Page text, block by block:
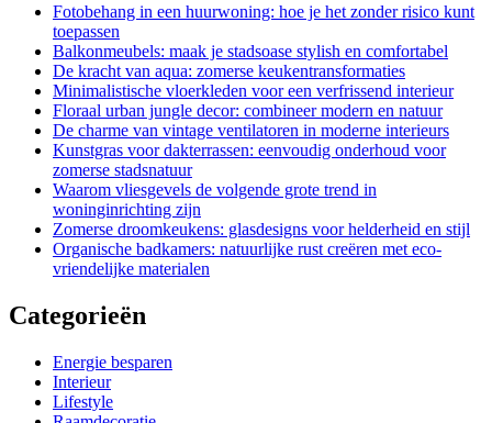
Fotobehang in een huurwoning: hoe je het zonder risico kunt
toepassen
Balkonmeubels: maak je stadsoase stylish en comfortabel
De kracht van aqua: zomerse keukentransformaties
Minimalistische vloerkleden voor een verfrissend interieur
Floraal urban jungle decor: combineer modern en natuur
De charme van vintage ventilatoren in moderne interieurs
Kunstgras voor dakterrassen: eenvoudig onderhoud voor
zomerse stadsnatuur
Waarom vliesgevels de volgende grote trend in
woninginrichting zijn
Zomerse droomkeukens: glasdesigns voor helderheid en stijl
Organische badkamers: natuurlijke rust creëren met eco-
vriendelijke materialen
Categorieën
Energie besparen
Interieur
Lifestyle